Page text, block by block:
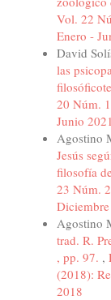
Vol. 22
Enero -
David
las
20 Núm.
Junio 2021
Agostino
Jesús
filosofía
23 Núm.
Agostino
trad. R.
, pp. 97. ,
(2018):
2018